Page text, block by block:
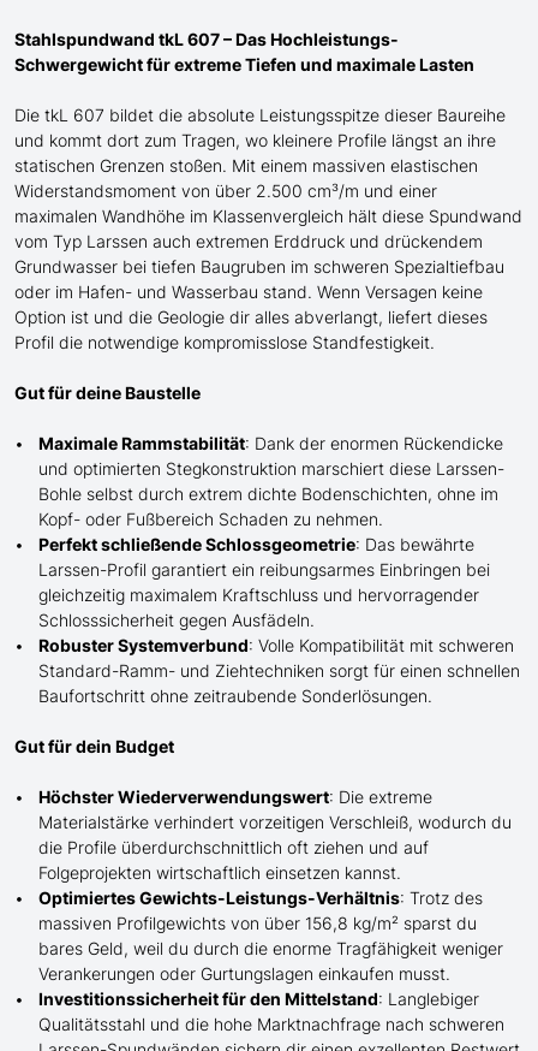
Stahlspundwand tkL 607 – Das Hochleistungs-
Schwergewicht für extreme Tiefen und maximale Lasten
Die tkL 607 bildet die absolute Leistungsspitze dieser Baureihe
und kommt dort zum Tragen, wo kleinere Profile längst an ihre
statischen Grenzen stoßen. Mit einem massiven elastischen
Widerstandsmoment von über 2.500 cm³/m und einer
maximalen Wandhöhe im Klassenvergleich hält diese Spundwand
vom Typ Larssen auch extremen Erddruck und drückendem
Grundwasser bei tiefen Baugruben im schweren Spezialtiefbau
oder im Hafen- und Wasserbau stand. Wenn Versagen keine
Option ist und die Geologie dir alles abverlangt, liefert dieses
Profil die notwendige kompromisslose Standfestigkeit.
Gut für deine Baustelle
Maximale Rammstabilität: Dank der enormen Rückendicke
und optimierten Stegkonstruktion marschiert diese Larssen-
Bohle selbst durch extrem dichte Bodenschichten, ohne im
Kopf- oder Fußbereich Schaden zu nehmen.
Perfekt schließende Schlossgeometrie: Das bewährte
Larssen-Profil garantiert ein reibungsarmes Einbringen bei
gleichzeitig maximalem Kraftschluss und hervorragender
Schlosssicherheit gegen Ausfädeln.
Robuster Systemverbund: Volle Kompatibilität mit schweren
Standard-Ramm- und Ziehtechniken sorgt für einen schnellen
Baufortschritt ohne zeitraubende Sonderlösungen.
Gut für dein Budget
Höchster Wiederverwendungswert: Die extreme
Materialstärke verhindert vorzeitigen Verschleiß, wodurch du
die Profile überdurchschnittlich oft ziehen und auf
Folgeprojekten wirtschaftlich einsetzen kannst.
Optimiertes Gewichts-Leistungs-Verhältnis: Trotz des
massiven Profilgewichts von über 156,8 kg/m² sparst du
bares Geld, weil du durch die enorme Tragfähigkeit weniger
Verankerungen oder Gurtungslagen einkaufen musst.
Investitionssicherheit für den Mittelstand: Langlebiger
Qualitätsstahl und die hohe Marktnachfrage nach schweren